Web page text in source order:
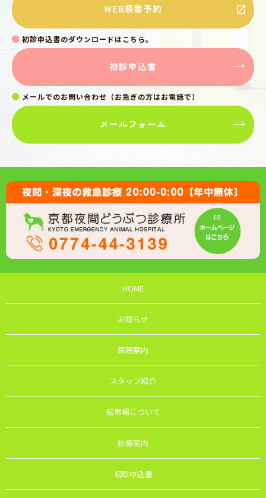
WEB順番予約
初診申込書のダウンロードはこちら。
初診申込書
メールでのお問い合わせ（お急ぎの方はお電話で）
メールフォーム
HOME
お知らせ
医院案内
スタッフ紹介
駐車場について
診療案内
初診申込書